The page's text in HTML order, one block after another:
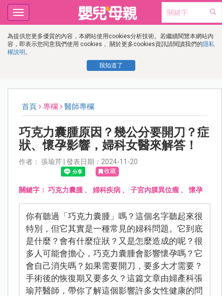
為提供您更多優質的內容，本網站使用cookies分析技術。若繼續閱覽本網站內
容，即表示您同意我們使用 cookies， 關於更多cookies資訊請閱讀我們的隱私
權說明 。
我知道了
Toggle
navigation
首頁 專欄 醫師專欄
巧克力囊腫原因？幾公分要開刀？症
狀、懷孕影響，婦科女醫來解答！
作者： 張瑜芹 | 發表日期：2024-11-20
收藏
關鍵字： 巧克力囊腫、 婦科疾病、 子宮內膜異位瘤、懷孕
你有聽過「巧克力囊腫」嗎？這個名字聽起來很
特別，但它其實是一種常見的婦科問題。它到底
是什麼？會有什麼症狀？又是怎麼造成的呢？很
多人可能會擔心，巧克力囊腫會影響懷孕嗎？它
會自己消失嗎？如果需要開刀，要多大才需要？
手術後的恢復期又要多久？這篇文章由婦產科張
瑜芹醫師，帶你了解這個影響許多女性健康的問